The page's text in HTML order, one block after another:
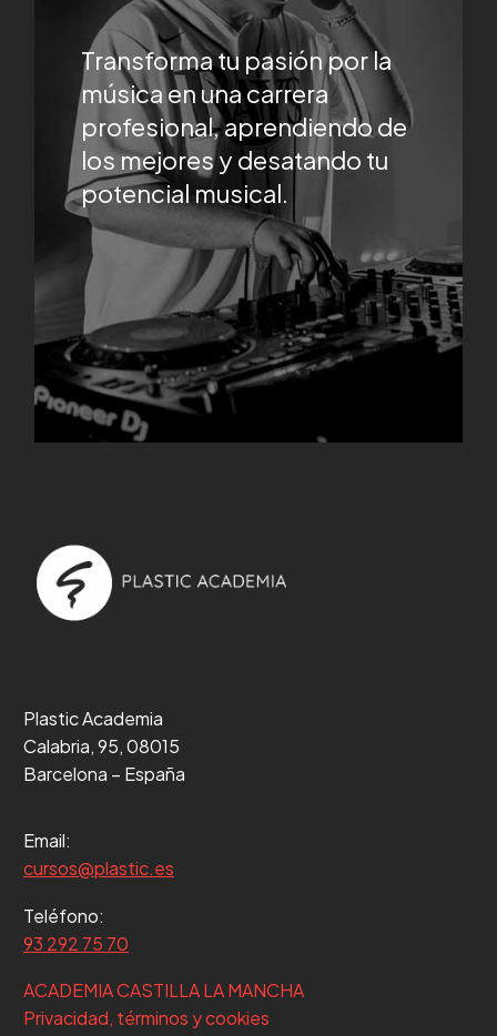
Plastic Academia
Calabria, 95, 08015
Barcelona – España
Email:
cursos@plastic.es
Teléfono:
93 292 75 70
ACADEMIA CASTILLA LA MANCHA
Privacidad, términos y cookies
Transforma tu pasión por la
música en una carrera
profesional, aprendiendo de
los mejores y desatando tu
potencial musical.